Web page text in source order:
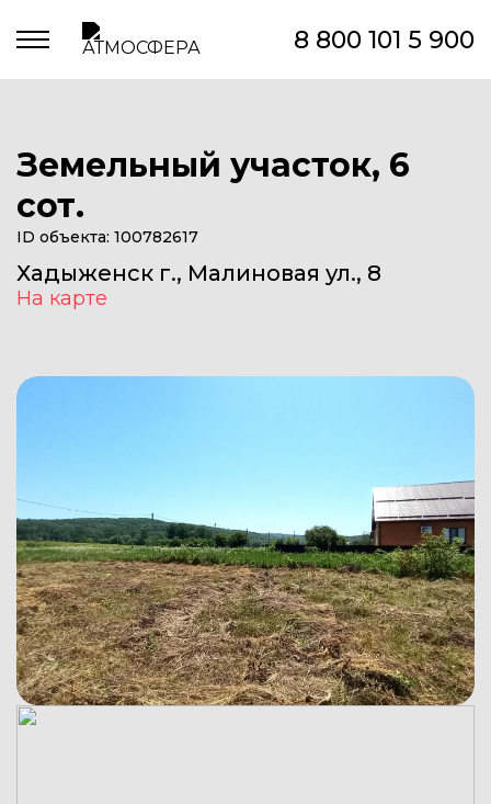
8 800 101 5 900
Земельный участок, 6
сот.
ID объекта: 100782617
Хадыженск г., Малиновая ул., 8
На карте